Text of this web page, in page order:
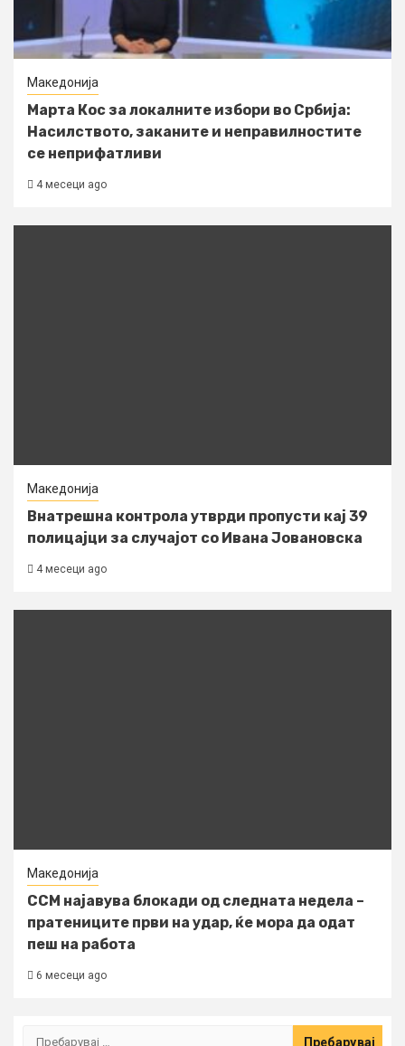
Македонија
Марта Кос за локалните избори во Србија:
Насилството, заканите и неправилностите
се неприфатливи
4 месеци ago
Македонија
Внатрешна контрола утврди пропусти кај 39
полицајци за случајот со Ивана Јовановска
4 месеци ago
Македонија
ССМ најавува блокади од следната недела –
пратениците први на удар, ќе мора да одат
пеш на работа
6 месеци ago
Пребарувај